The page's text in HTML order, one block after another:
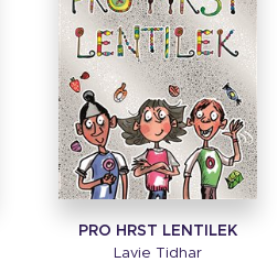
PRO HRST LENTILEK
Lavie Tidhar